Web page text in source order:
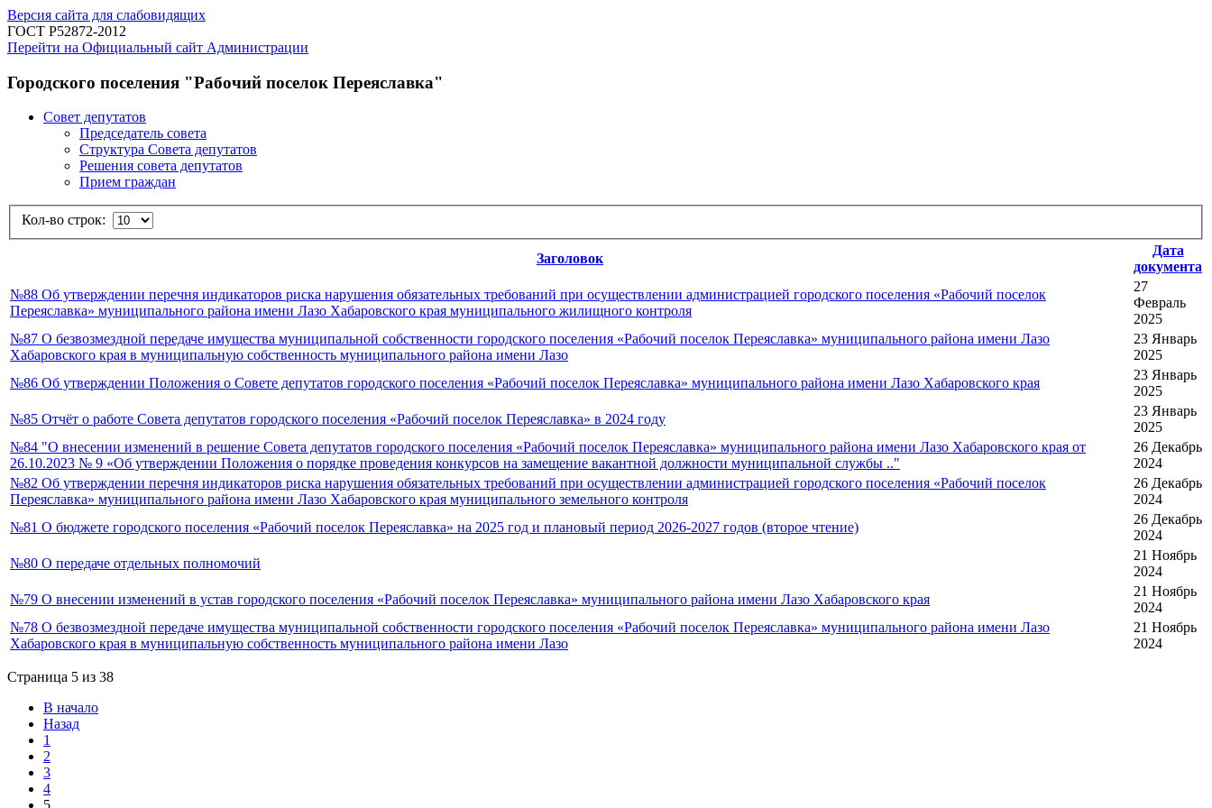
Версия сайта для слабовидящих
ГОСТ Р52872-2012
Перейти на Официальный сайт Администрации
Городского поселения "Рабочий поселок Переяславка"
Совет депутатов
Председатель совета
Структура Совета депутатов
Решения совета депутатов
Прием граждан
Кол-во строк:
Заголовок
Дата
документа
№88 Об утверждении перечня индикаторов риска нарушения обязательных требований при осуществлении администрацией городского поселения «Рабочий поселок
Переяславка» муниципального района имени Лазо Хабаровского края муниципального жилищного контроля
27
Февраль
2025
№87 О безвозмездной передаче имущества муниципальной собственности городского поселения «Рабочий поселок Переяславка» муниципального района имени Лазо
Хабаровского края в муниципальную собственность муниципального района имени Лазо
23 Январь
2025
№86 Об утверждении Положения о Совете депутатов городского поселения «Рабочий поселок Переяславка» муниципального района имени Лазо Хабаровского края
23 Январь
2025
№85 Отчёт о работе Совета депутатов городского поселения «Рабочий поселок Переяславка» в 2024 году
23 Январь
2025
№84 "О внесении изменений в решение Совета депутатов городского поселения «Рабочий поселок Переяславка» муниципального района имени Лазо Хабаровского края от
26.10.2023 № 9 «Об утверждении Положения о порядке проведения конкурсов на замещение вакантной должности муниципальной службы .."
26 Декабрь
2024
№82 Об утверждении перечня индикаторов риска нарушения обязательных требований при осуществлении администрацией городского поселения «Рабочий поселок
Переяславка» муниципального района имени Лазо Хабаровского края муниципального земельного контроля
26 Декабрь
2024
№81 О бюджете городского поселения «Рабочий поселок Переяславка» на 2025 год и плановый период 2026-2027 годов (второе чтение)
26 Декабрь
2024
№80 О передаче отдельных полномочий
21 Ноябрь
2024
№79 О внесении изменений в устав городского поселения «Рабочий поселок Переяславка» муниципального района имени Лазо Хабаровского края
21 Ноябрь
2024
№78 О безвозмездной передаче имущества муниципальной собственности городского поселения «Рабочий поселок Переяславка» муниципального района имени Лазо
Хабаровского края в муниципальную собственность муниципального района имени Лазо
21 Ноябрь
2024
Страница 5 из 38
В начало
Назад
1
2
3
4
5